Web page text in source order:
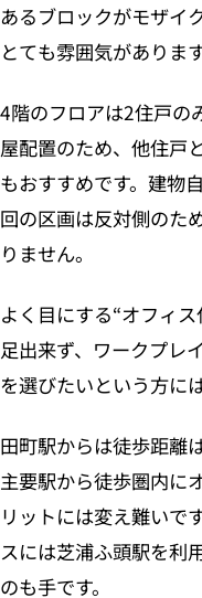
あるブロックがモザイ
とても雰囲気があります
4階のフロアは2住戸の
屋配置のため、他住戸
もおすすめです。建物
回の区画は反対側のた
りません。
よく目にする“オフィ
足出来ず、ワークプレ
を選びたいという方に
田町駅からは徒歩距離
主要駅から徒歩圏内に
リットには変え難いで
スには芝浦ふ頭駅を利
のも手です。